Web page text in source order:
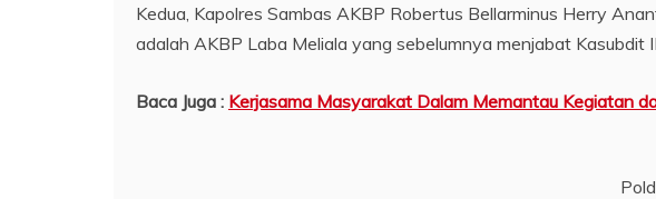
Kedua, Kapolres Sambas AKBP Robertus Bellarminus Herry
adalah AKBP Laba Meliala yang sebelumnya menjabat Kasubdit
Baca Juga : Kerjasama Masyarakat Dalam Memantau Kegiatan